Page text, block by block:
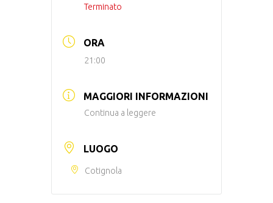
Terminato
ORA
21:00
MAGGIORI INFORMAZIONI
Continua a leggere
LUOGO
Cotignola